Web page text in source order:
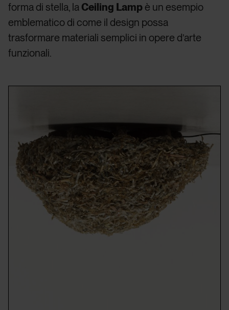
forma di stella, la Ceiling Lamp è un esempio
emblematico di come il design possa
trasformare materiali semplici in opere d’arte
funzionali.